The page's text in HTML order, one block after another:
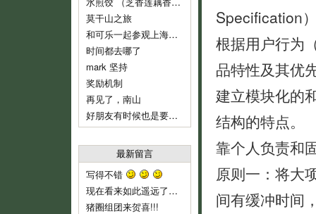
莫干山之旅
和可乐一起参观上海鲁迅纪念馆
时间都去哪了
mark 坚持
奖励机制
再见了，南山
好朋友有时候也是要分开的
最新留言
写得不错
现在看来如此遥远了……
猪圈组团来贺喜!!!
Specification
根据用户行为
品特性及其优
建立模块化的
结构的特点。
靠个人负责和
原则一：将大
间有缓冲时间